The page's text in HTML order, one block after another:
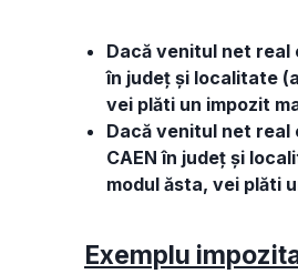
Dacă venitul net real
în județ și localitate
vei plăti un impozit
Dacă venitul net
CAEN în județ și
modul ăsta, vei plăti
Exemplu